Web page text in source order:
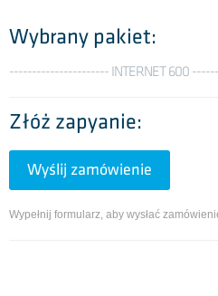
Wybrany pakiet:
---------------------- INTERNET 600
Złóż zapyanie:
Wyślij zamówienie
Wypełnij formularz, aby wysłać